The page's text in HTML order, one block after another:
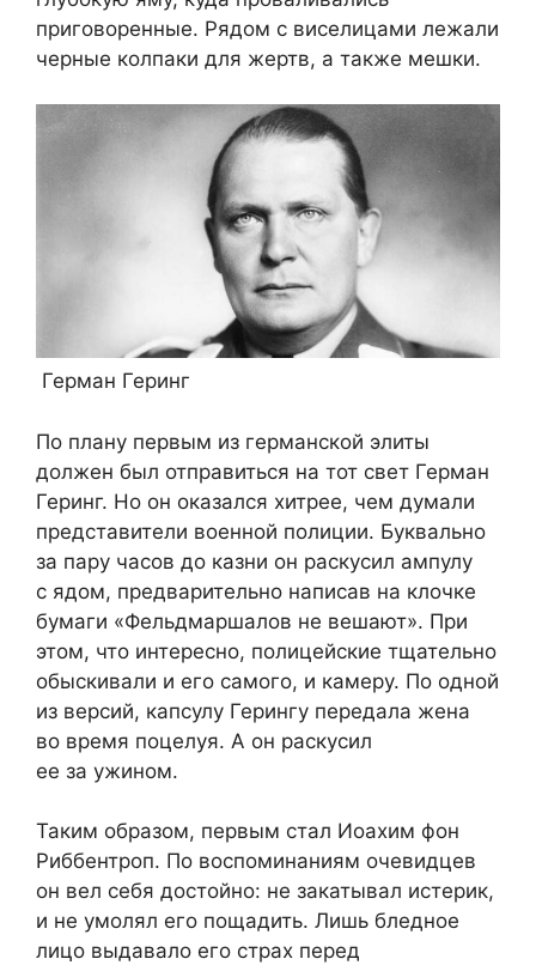
приговоренные. Рядом с виселицами лежали
черные колпаки для жертв, а также мешки.
Герман Геринг
По плану первым из германской элиты
должен был отправиться на тот свет Герман
Геринг. Но он оказался хитрее, чем думали
представители военной полиции. Буквально
за пару часов до казни он раскусил ампулу
с ядом, предварительно написав на клочке
бумаги «Фельдмаршалов не вешают». При
этом, что интересно, полицейские тщательно
обыскивали и его самого, и камеру. По одной
из версий, капсулу Герингу передала жена
во время поцелуя. А он раскусил
ее за ужином.
Таким образом, первым стал Иоахим фон
Риббентроп. По воспоминаниям очевидцев
он вел себя достойно: не закатывал истерик,
и не умолял его пощадить. Лишь бледное
лицо выдавало его страх перед